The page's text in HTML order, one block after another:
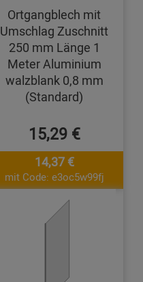
Ortgangblech mit
Umschlag Zuschnitt
250 mm Länge 1
Meter Aluminium
walzblank 0,8 mm
(Standard)
15,29 €
14,37 €
mit Code: e3oc5w99fj